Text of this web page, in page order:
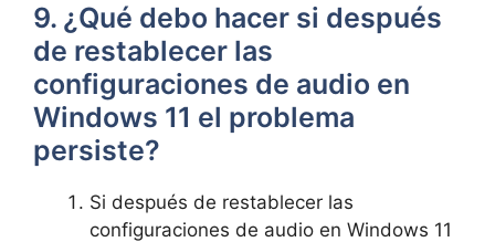
9. ¿Qué debo hacer si después
de restablecer las
configuraciones de audio en
Windows 11 el problema
persiste?
Si después de restablecer las
configuraciones de audio en Windows 11